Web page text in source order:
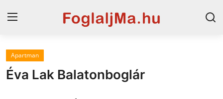
Horvát tengerpart
Apartman
Éva Lak Balatonboglár